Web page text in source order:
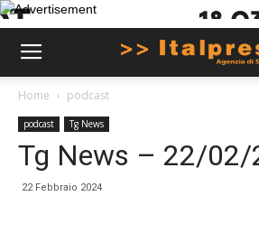
Home podcast
podcast Tg News
Tg News – 22/02/
22 Febbraio 2024